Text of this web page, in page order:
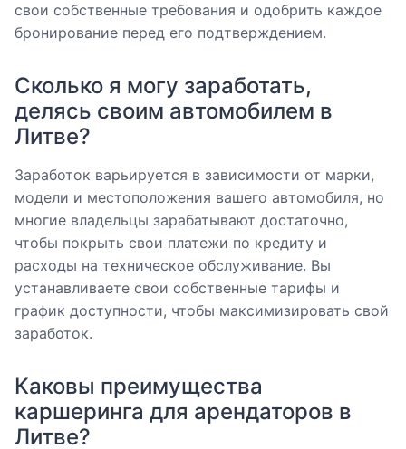
свои собственные требования и одобрить каждое
бронирование перед его подтверждением.
Сколько я могу заработать,
делясь своим автомобилем в
Литве?
Заработок варьируется в зависимости от марки,
модели и местоположения вашего автомобиля, но
многие владельцы зарабатывают достаточно,
чтобы покрыть свои платежи по кредиту и
расходы на техническое обслуживание. Вы
устанавливаете свои собственные тарифы и
график доступности, чтобы максимизировать свой
заработок.
Каковы преимущества
каршеринга для арендаторов в
Литве?